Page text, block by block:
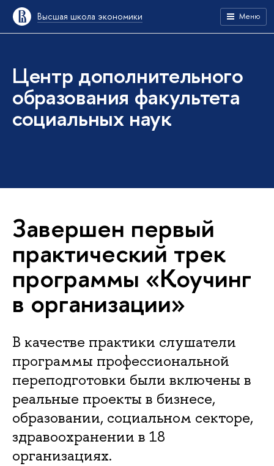
Высшая школа экономики Меню
Центр дополнительного
образования факультета
социальных наук
Завершен первый
практический трек
программы «Коучинг
в организации»
В качестве практики слушатели
программы профессиональной
переподготовки были включены в
реальные проекты в бизнесе,
образовании, социальном секторе,
здравоохранении в 18
организациях.